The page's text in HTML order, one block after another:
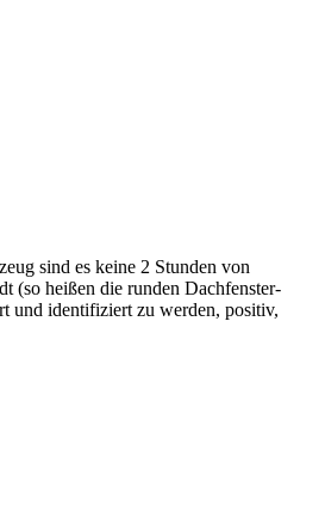
sind es keine 2 Stunden von
(so heißen die runden Dachfenster-
und identifiziert zu werden, positiv,